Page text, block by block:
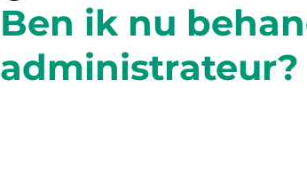
Ben ik nu
administrateur?